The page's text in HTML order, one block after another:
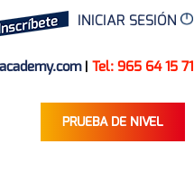
INICIAR SESIÓN
| Tel: 965 64 15 71
PRUEBA DE NIVEL